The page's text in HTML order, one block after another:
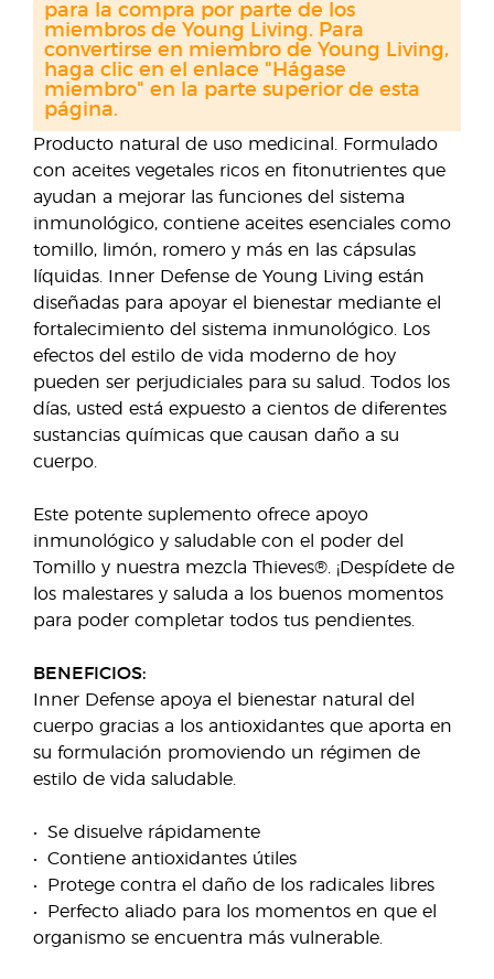
Producto natural de uso medicinal. Formulado
con aceites vegetales ricos en ﬁtonutrientes que
ayudan a mejorar las funciones del sistema
inmunológico, contiene aceites esenciales como
tomillo, limón, romero y más en las cápsulas
líquidas. Inner Defense de Young Living están
diseñadas para apoyar el bienestar mediante el
fortalecimiento del sistema inmunológico. Los
efectos del estilo de vida moderno de hoy
pueden ser perjudiciales para su salud. Todos los
días, usted está expuesto a cientos de diferentes
sustancias químicas que causan daño a su
cuerpo.
Este potente suplemento ofrece apoyo
inmunológico y saludable con el poder del
Tomillo y nuestra mezcla Thieves®. ¡Despídete de
los malestares y saluda a los buenos momentos
para poder completar todos tus pendientes.
BENEFICIOS:
Inner Defense apoya el bienestar natural del
cuerpo gracias a los antioxidantes que aporta en
su formulación promoviendo un régimen de
estilo de vida saludable.
• Se disuelve rápidamente
• Contiene antioxidantes útiles
• Protege contra el daño de los radicales libres
• Perfecto aliado para los momentos en que el
organismo se encuentra más vulnerable.
para la compra por parte de los
miembros de Young Living. Para
convertirse en miembro de Young Living,
haga clic en el enlace "Hágase
miembro" en la parte superior de esta
página.